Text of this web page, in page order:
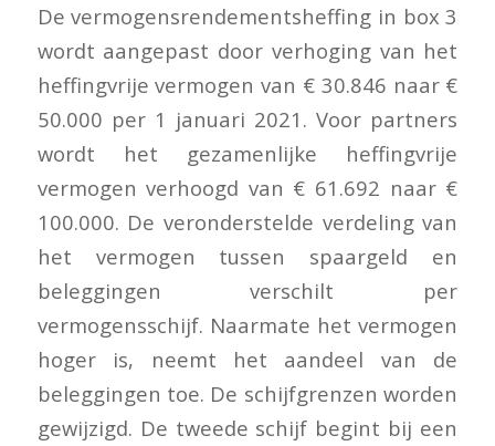
De vermogensrendementsheffing in box 3
wordt aangepast door verhoging van het
heffingvrije vermogen van € 30.846 naar €
50.000 per 1 januari 2021. Voor partners
wordt het gezamenlijke heffingvrije
vermogen verhoogd van € 61.692 naar €
100.000. De veronderstelde verdeling van
het vermogen tussen spaargeld en
beleggingen verschilt per
vermogensschijf. Naarmate het vermogen
hoger is, neemt het aandeel van de
beleggingen toe. De schijfgrenzen worden
gewijzigd. De tweede schijf begint bij een